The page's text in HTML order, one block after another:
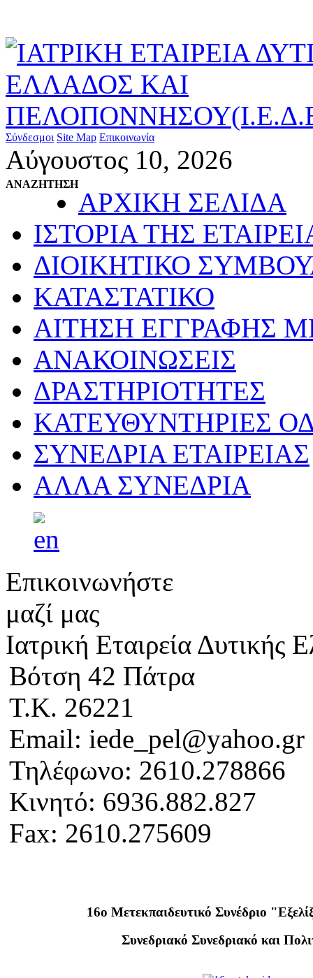
Σύνδεσμοι Site Map Επικοινωνία
Αύγουστος 10, 2026
ΑΝΑΖΗΤΗΣΗ
ΑΡΧΙΚΗ ΣΕΛΙΔΑ
ΙΣΤΟΡΙΑ ΤΗΣ
ΔΙΟΙΚΗΤΙΚΟ
ΚΑΤΑΣΤΑΤΙΚΟ
ΑΙΤΗΣΗ ΕΓΓΡΑΦΗΣ
ΑΝΑΚΟΙΝΩΣΕΙΣ
ΔΡΑΣΤΗΡΙΟΤΗΤΕΣ
ΚΑΤΕΥΘΥΝΤΗΡΙΕΣ
ΣΥΝΕΔΡΙΑ ΕΤΑΙΡΕΙΑΣ
ΑΛΛΑ ΣΥΝΕΔΡΙΑ
Επικοινωνήστε
μαζί μας
Ιατρική Εταιρεία
Βότση 42 Πάτρα
Τ.Κ. 26221
Email: iede_pel@yahoo.gr
Τηλέφωνο: 2610.278866
Κινητό: 6936.882.827
Fax: 2610.275609
16ο Μετεκπαιδευτικό Συνέδριο
Συνεδριακό Συνεδριακό και